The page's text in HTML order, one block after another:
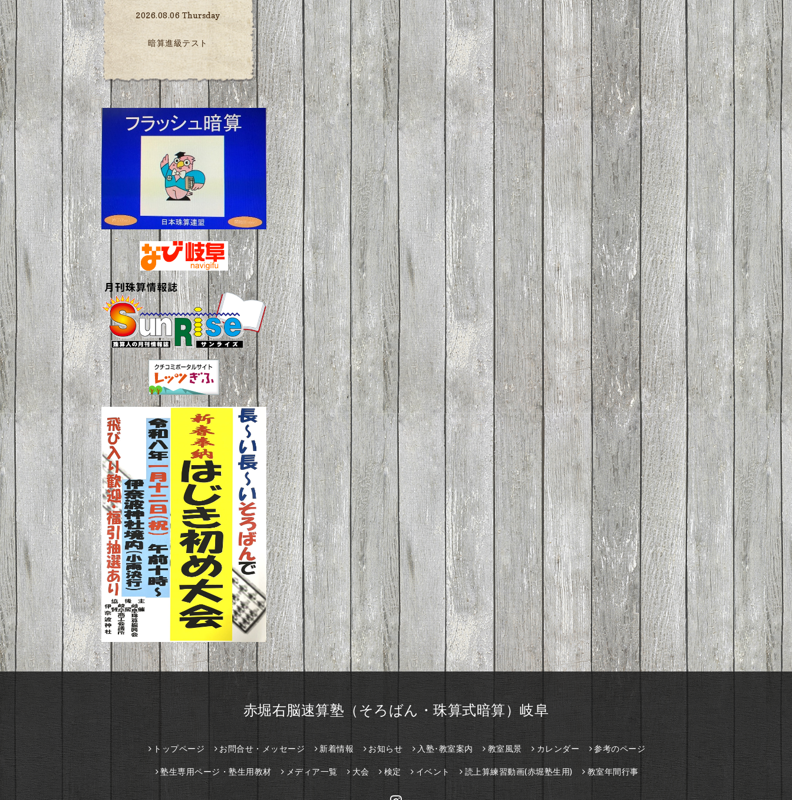
2026.08.06 Thursday
暗算進級テスト
赤堀右脳速算塾（そろばん・珠算式暗算）岐阜
トップページ お問合せ・メッセージ 新着情報 お知らせ 入塾･教室案内 教室風景 カレンダー 参考のページ
塾生専用ページ・塾生用教材 メディア一覧 大会 検定 イベント 読上算練習動画(赤堀塾生用) 教室年間行事